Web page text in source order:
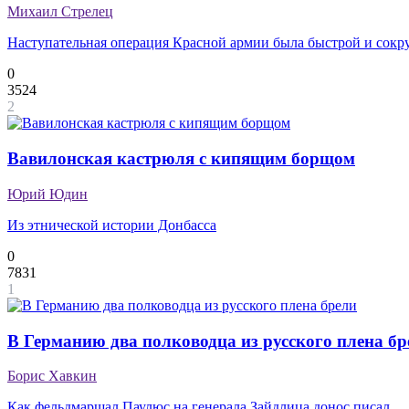
Михаил Стрелец
Наступательная операция Красной армии была быстрой и
0
3524
2
Вавилонская кастрюля с кипящим борщом
Юрий Юдин
Из этнической истории Донбасса
0
7831
1
В Германию два полководца из русского плена
Борис Хавкин